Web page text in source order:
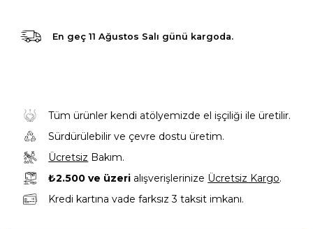
En geç 11 Ağustos Salı günü kargoda.
Tüm ürünler kendi atölyemizde el işçiliği ile üretilir.
Sürdürülebilir ve çevre dostu üretim.
Ücretsiz Bakım.
₺2.500 ve üzeri alışverişlerinize Ücretsiz Kargo.
Kredi kartına vade farksız 3 taksit imkanı.